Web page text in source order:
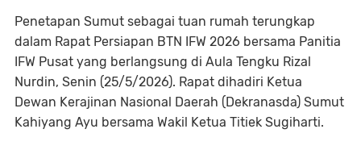
Penetapan Sumut sebagai tuan rumah terungkap
dalam Rapat Persiapan BTN IFW 2026 bersama Panitia
IFW Pusat yang berlangsung di Aula Tengku Rizal
Nurdin, Senin (25/5/2026). Rapat dihadiri Ketua
Dewan Kerajinan Nasional Daerah (Dekranasda) Sumut
Kahiyang Ayu bersama Wakil Ketua Titiek Sugiharti.